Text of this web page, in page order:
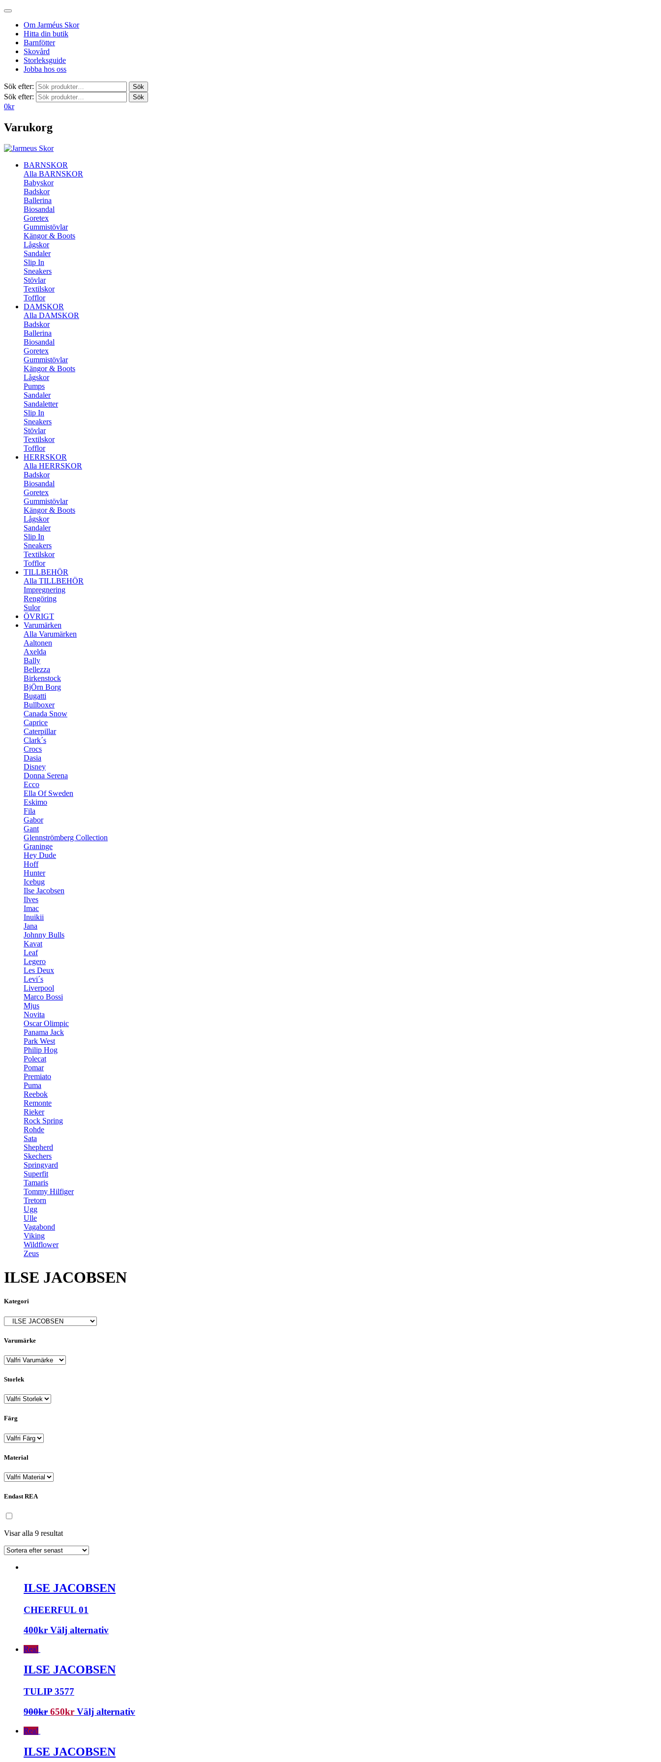
Om Jarméus Skor
Hitta din butik
Barnfötter
Skovård
Storleksguide
Jobba hos oss
Sök efter: Sök
Sök efter: Sök
0kr
Varukorg
BARNSKOR
Alla BARNSKOR
Babyskor
Badskor
Ballerina
Biosandal
Goretex
Gummistövlar
Kängor & Boots
Lågskor
Sandaler
Slip In
Sneakers
Stövlar
Textilskor
Tofflor
DAMSKOR
Alla DAMSKOR
Badskor
Ballerina
Biosandal
Goretex
Gummistövlar
Kängor & Boots
Lågskor
Pumps
Sandaler
Sandaletter
Slip In
Sneakers
Stövlar
Textilskor
Tofflor
HERRSKOR
Alla HERRSKOR
Badskor
Biosandal
Goretex
Gummistövlar
Kängor & Boots
Lågskor
Sandaler
Slip In
Sneakers
Textilskor
Tofflor
TILLBEHÖR
Alla TILLBEHÖR
Impregnering
Rengöring
Sulor
ÖVRIGT
Varumärken
Alla Varumärken
Aaltonen
Axelda
Bally
Bellezza
Birkenstock
BjÖrn Borg
Bugatti
Bullboxer
Canada Snow
Caprice
Caterpillar
Clark´s
Crocs
Dasia
Disney
Donna Serena
Ecco
Ella Of Sweden
Eskimo
Fila
Gabor
Gant
Glennströmberg Collection
Graninge
Hey Dude
Hoff
Hunter
Icebug
Ilse Jacobsen
Ilves
Imac
Inuikii
Jana
Johnny Bulls
Kavat
Leaf
Legero
Les Deux
Levi´s
Liverpool
Marco Bossi
Mjus
Novita
Oscar Olimpic
Panama Jack
Park West
Philip Hog
Polecat
Pomar
Premiato
Puma
Reebok
Remonte
Rieker
Rock Spring
Rohde
Sata
Shepherd
Skechers
Springyard
Superfit
Tamaris
Tommy Hilfiger
Tretorn
Ugg
Ulle
Vagabond
Viking
Wildflower
Zeus
ILSE JACOBSEN
Kategori
Varumärke
Storlek
Färg
Material
Endast REA
Visar alla 9 resultat
ILSE JACOBSEN
CHEERFUL 01
400kr Välj alternativ
Rea!
ILSE JACOBSEN
TULIP 3577
900kr 650kr Välj alternativ
Rea!
ILSE JACOBSEN